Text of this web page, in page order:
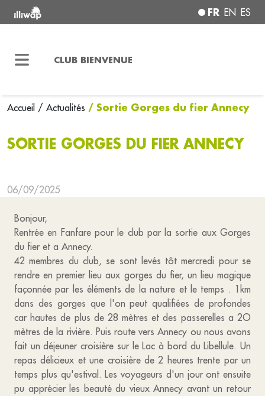
FR EN ES
CLUB BIENVENUE
Accueil / Actualités / Sortie Gorges du fier Annecy
SORTIE GORGES DU FIER ANNECY
06/09/2025
Bonjour,
Rentrée en Fanfare pour le club par la sortie aux Gorges
du fier et a Annecy.
42 membres du club, se sont levés tôt mercredi pour se
rendre en premier lieu aux gorges du fier, un lieu magique
façonnée par les éléments de la nature et le temps . 1km
dans des gorges que l'on peut qualifiées de profondes
car hautes de plus de 28 mètres et des passerelles a 2O
mètres de la rivière. Puis route vers Annecy ou nous avons
fait un déjeuner croisière sur le Lac à bord du Libellule. Un
repas délicieux et une croisière de 2 heures trente par un
temps plus qu'estival. Les voyageurs d'un jour ont ensuite
pu apprécier les beauté du vieux Annecy avant un retour